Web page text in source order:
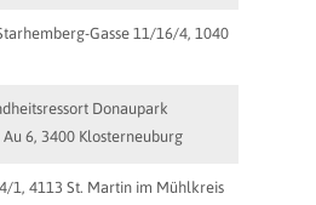
Gasse 11/16/4, 1040
Donaupark
Au 6, 3400 Klosterneuburg
1, 4113 St. Martin im Mühlkreis